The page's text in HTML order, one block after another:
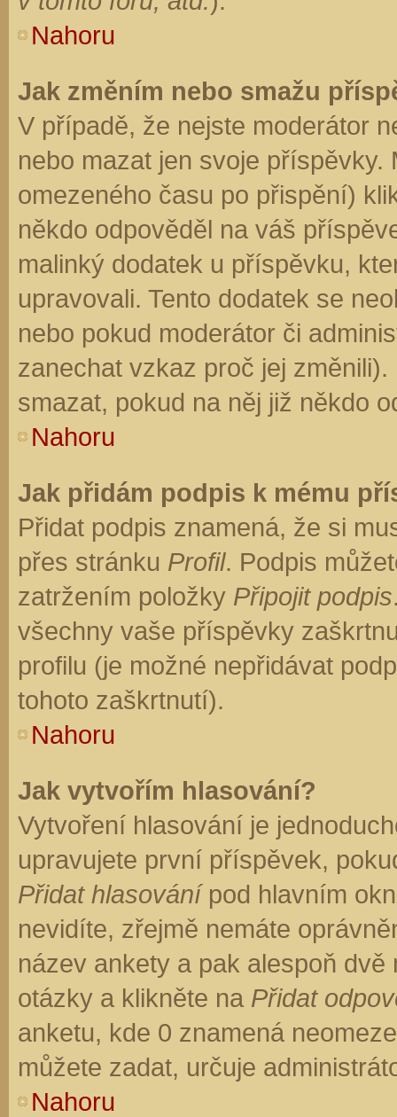
Nahoru
Jak změním nebo smažu
V případě, že nejste moderátor
nebo mazat jen svoje
omezeného času po přispění)
někdo odpověděl na váš
malinký dodatek u příspěvku,
upravovali. Tento dodatek se
nebo pokud moderátor či
zanechat vzkaz proč jej
smazat, pokud na něj již někdo
Nahoru
Jak přidám podpis k mému
Přidat podpis znamená, že si
přes stránku Profil. Podpis
zatržením položky Připojit podpis
všechny vaše příspěvky
profilu (je možné nepřidávat
tohoto zaškrtnutí).
Nahoru
Jak vytvořím hlasování?
Vytvoření hlasování je
upravujete první příspěvek,
Přidat hlasovánípod hlavním
nevidíte, zřejmě nemáte
název ankety a pak alespoň
otázky a klikněte na Přidat
anketu, kde 0 znamená
můžete zadat, určuje
Nahoru